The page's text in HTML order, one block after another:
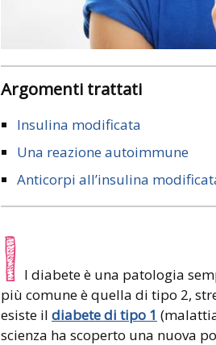
Argomenti trattati
Insulina modificata
Una reazione autoimmune
Anticorpi all’insulina
I l diabete è una patologia
più comune è quella di tipo 2,
esiste il diabete di tipo 1
scienza ha scoperto una nuova